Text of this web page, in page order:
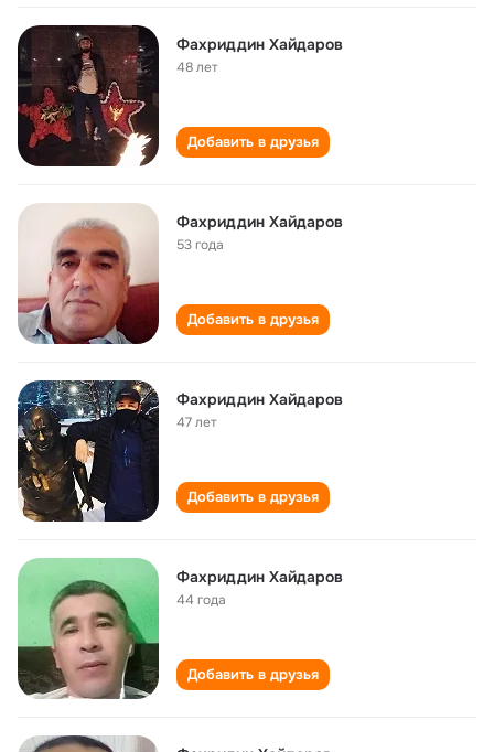
Фахриддин Хайдаров
48 лет
Добавить в друзья
Фахриддин Хайдаров
53 года
Добавить в друзья
Фахриддин Хайдаров
47 лет
Добавить в друзья
Фахриддин Хайдаров
44 года
Добавить в друзья